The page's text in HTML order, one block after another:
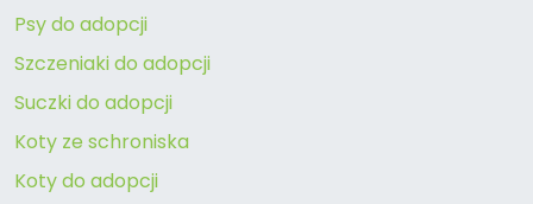
Psy do adopcji
Szczeniaki do adopcji
Suczki do adopcji
Koty ze schroniska
Koty do adopcji